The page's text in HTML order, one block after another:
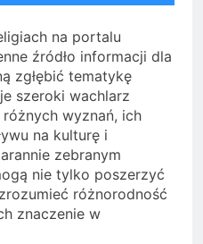
na portalu
źródło informacji dla
zgłębić tematykę
szeroki wachlarz
wyznań, ich
na kulturę i
zebranym
nie tylko poszerzyć
różnorodność
znaczenie w